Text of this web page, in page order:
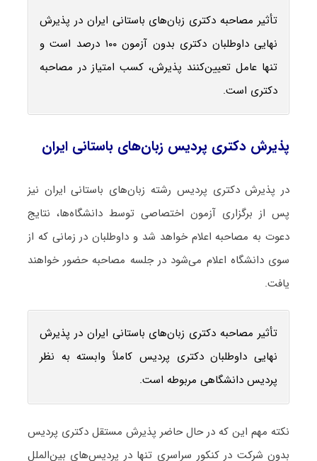
تأثیر مصاحبه دکتری زبان‌های باستانی ایران در پذیرش
نهایی داوطلبان دکتری بدون آزمون ۱۰۰ درصد است و
تنها عامل تعیین‌کنند پذیرش، کسب امتیاز در مصاحبه
دکتری است.
پذیرش دکتری پردیس زبان‌های باستانی ایران
در پذیرش دکتری پردیس رشته زبان‌های باستانی ایران نیز
پس از برگزاری آزمون اختصاصی توسط دانشگاه‌ها، نتایج
دعوت به مصاحبه اعلام خواهد شد و داوطلبان در زمانی که از
سوی دانشگاه اعلام می‌شود در جلسه مصاحبه حضور خواهند
یافت.
تأثیر مصاحبه دکتری زبان‌های باستانی ایران در پذیرش
نهایی داوطلبان دکتری پردیس کاملاً وابسته به نظر
پردیس دانشگاهی مربوطه است.
نکته مهم این که در حال حاضر پذیرش مستقل دکتری پردیس
بدون شرکت در کنکور سراسری تنها در پردیس‌های بین‌الملل